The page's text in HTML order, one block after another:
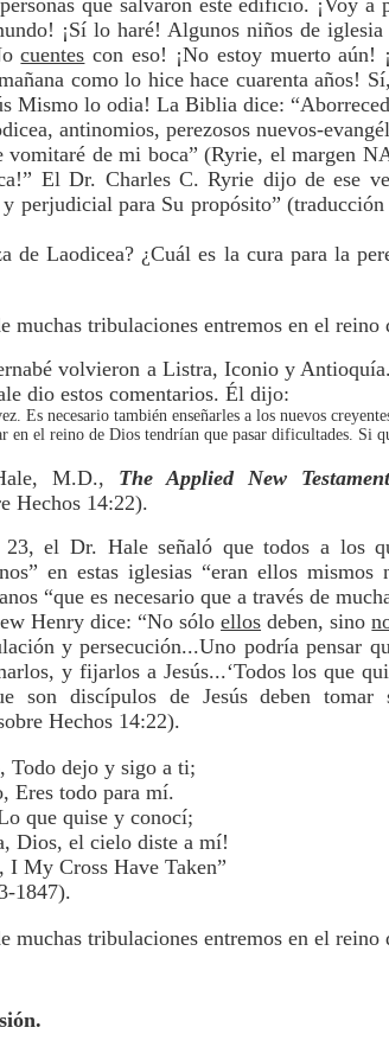
que salvaron este edificio. ¡Voy a
¡Sí lo haré! Algunos niños de
cuentes con eso! ¡No estoy muerto
como lo hice hace cuarenta años!
Mismo lo odia! La Biblia dice:
antinomios, perezosos nuevos-
de mi boca” (Ryrie, el margen
El Dr. Charles C. Ryrie dijo de ese
perjudicial para Su propósito” (traducción
de Laodicea? ¿Cuál es la cura para la
muchas tribulaciones entremos en el
volvieron a Listra, Iconio y
dio estos comentarios. Él dijo:
Es necesario también enseñarles a los nuevos
el reino de Dios tendrían que pasar dificultades. Si
M.D., The Applied New
Hechos 14:22).
el Dr. Hale señaló que todos a los
en estas iglesias “eran ellos
“que es necesario que a través de
Henry dice: “No sóloellos deben, sino
y persecución...Uno podría pensar
y fijarlos a Jesús...‘Todos los que
son discípulos de Jesús deben
Hechos 14:22).
Todo dejo y sigo a ti;
Eres todo para mí.
que quise y conocí;
Dios, el cielo diste a mí!
I My Cross Have Taken”
1847).
muchas tribulaciones entremos en el